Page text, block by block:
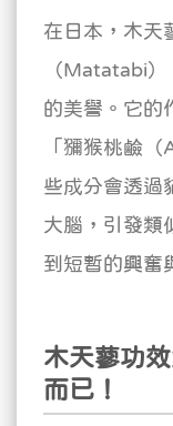
在日本，木天
（Matatabi）
的美譽。它的
「獼猴桃鹼
些成分會透過
大腦，引發類
到短暫的興奮
木天蓼功
而已！